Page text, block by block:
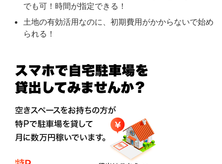
でも可！時間が指定できる！
土地の有効活用なのに、初期費用がかからないで始め
られる！